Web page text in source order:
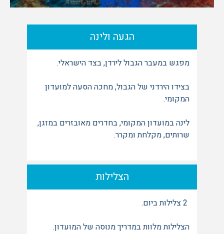
הגעה ולינה
מפגש במעבר הגבול לירדן, בצד הישראלי.
בצידו הירדני של הגבול, מחכה הסעה למועדון
המקומי.
לינה במועדון המקומי, בחדרים מאובזרים במזגן,
שרותים, מקלחת ומקרר.
הצלילות
הצלילות מלוות במדריך מנוסה של המועדון.